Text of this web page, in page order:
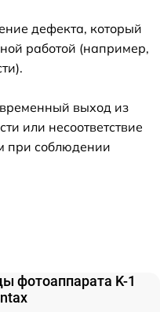
дефекта, который
работой (например,
выход из
или несоответствие
при соблюдении
фотоаппарата K-1